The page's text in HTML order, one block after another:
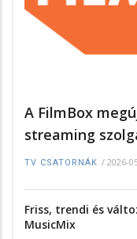
A FilmBox
streaming
TV CSATORNÁK / 2026-
Friss, trendi és
MusicMix